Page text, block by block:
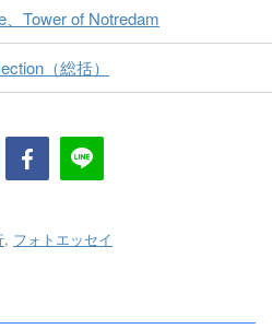
、Tower of Notredam
（総括）
, フォトエッセイ